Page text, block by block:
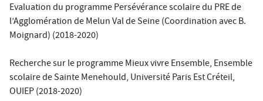
Evaluation du programme Persévérance scolaire du PRE de
l’Agglomération de Melun Val de Seine (Coordination avec B.
Moignard) (2018-2020)
Recherche sur le programme Mieux vivre Ensemble, Ensemble
scolaire de Sainte Menehould, Université Paris Est Créteil,
OUIEP (2018-2020)